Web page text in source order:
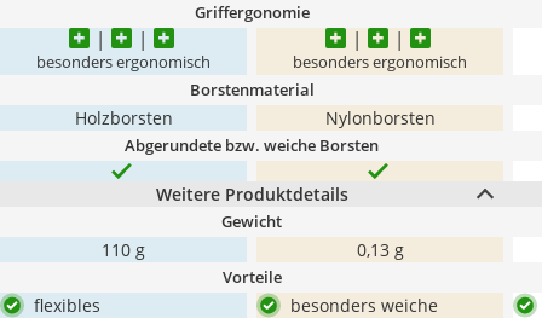
Griffergonomie
besonders ergonomisch besonders ergonomisch
Borstenmaterial
Holzborsten Nylonborsten
Abgerundete bzw. weiche Borsten
Weitere Produktdetails
Gewicht
110 g 0,13 g
Vorteile
flexibles
besonders weiche